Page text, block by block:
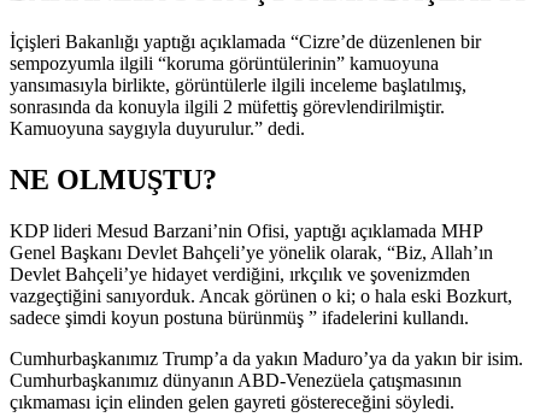
İçişleri Bakanlığı yaptığı açıklamada “Cizre’de düzenlenen bir
sempozyumla ilgili “koruma görüntülerinin” kamuoyuna
yansımasıyla birlikte, görüntülerle ilgili inceleme başlatılmış,
sonrasında da konuyla ilgili 2 müfettiş görevlendirilmiştir.
Kamuoyuna saygıyla duyurulur.” dedi.
NE OLMUŞTU?
KDP lideri Mesud Barzani’nin Ofisi, yaptığı açıklamada MHP
Genel Başkanı Devlet Bahçeli’ye yönelik olarak, “Biz, Allah’ın
Devlet Bahçeli’ye hidayet verdiğini, ırkçılık ve şovenizmden
vazgeçtiğini sanıyorduk. Ancak görünen o ki; o hala eski Bozkurt,
sadece şimdi koyun postuna bürünmüş ” ifadelerini kullandı.
Cumhurbaşkanımız Trump’a da yakın Maduro’ya da yakın bir isim.
Cumhurbaşkanımız dünyanın ABD-Venezüela çatışmasının
çıkmaması için elinden gelen gayreti göstereceğini söyledi.